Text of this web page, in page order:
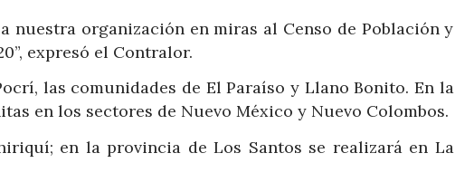
nuestra organización en miras al Censo de Población y
expresó el Contralor.
las comunidades de El Paraíso y Llano Bonito. En la
en los sectores de Nuevo México y Nuevo Colombos.
en la provincia de Los Santos se realizará en La